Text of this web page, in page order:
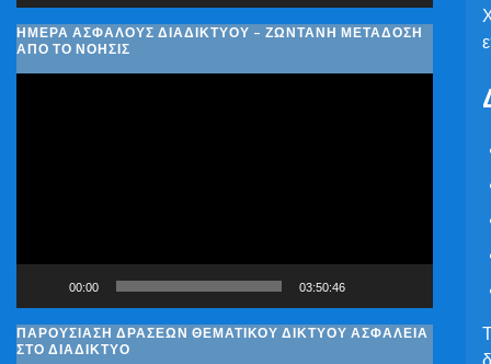
ΗΜΈΡΑ ΑΣΦΑΛΟΎΣ ΔΙΑΔΙΚΤΎΟΥ – ΖΩΝΤΑΝΉ ΜΕΤΆΔΟΣΗ
ΑΠΌ ΤΟ ΝΟΗΣΙΣ
00:00 03:50:46
ΠΑΡΟΥΣΊΑΣΗ ΔΡΆΣΕΩΝ ΘΕΜΑΤΙΚΟΎ ΔΙΚΤΎΟΥ ΑΣΦΆΛΕΙΑ
ΣΤΟ ΔΙΑΔΊΚΤΥΟ